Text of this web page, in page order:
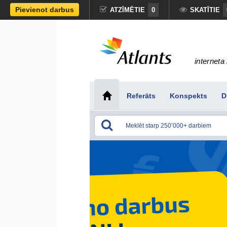
Pievienot darbus ATZĪMĒTIE 0 SKATĪTIE
interneta
Referāts Konspekts